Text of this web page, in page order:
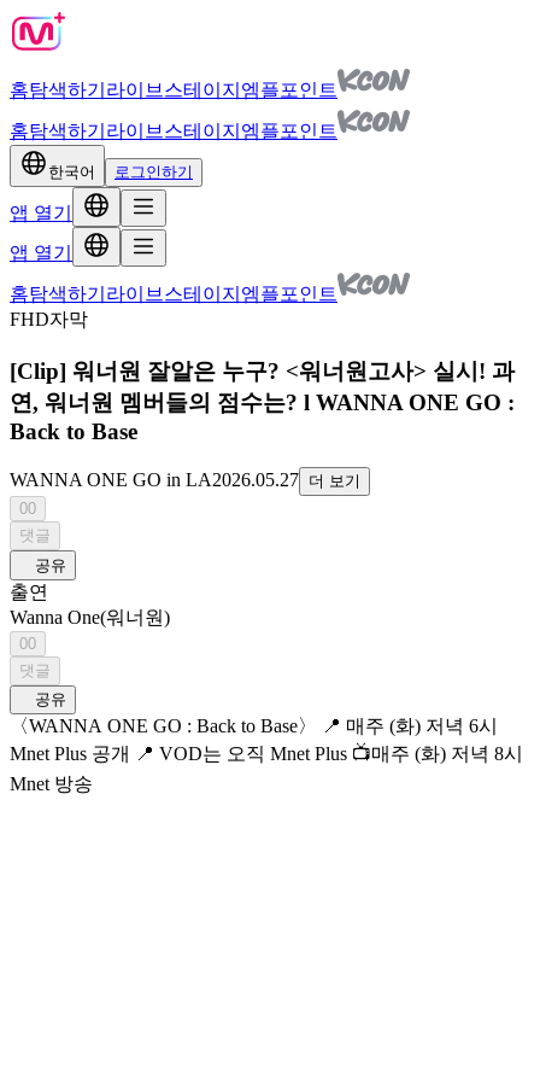
홈탐색하기 라이브 스테이지 엠플포인트
홈탐색하기 라이브 스테이지 엠플포인트
한국어 로그인하기
앱 열기
앱 열기
홈탐색하기 라이브 스테이지 엠플포인트
FHD자막
[Clip] 워너원 잘알은 누구? <워너원고사> 실시! 과
연, 워너원 멤버들의 점수는? l WANNA ONE GO :
Back to Base
WANNA ONE GO in LA2026.05.27 더 보기
00
댓글
공유
출연
Wanna One(워너원)
00
댓글
공유
〈WANNA ONE GO : Back to Base〉 📍 매주 (화) 저녁 6시
Mnet Plus 공개 📍 VOD는 오직 Mnet Plus 📺매주 (화) 저녁 8시
Mnet 방송